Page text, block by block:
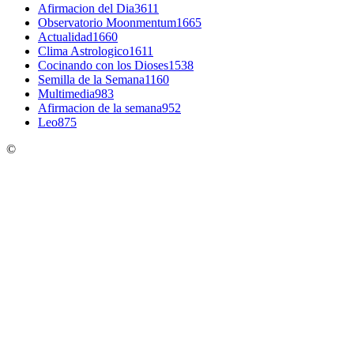
Afirmacion del Dia3611
Observatorio Moonmentum1665
Actualidad1660
Clima Astrologico1611
Cocinando con los Dioses1538
Semilla de la Semana1160
Multimedia983
Afirmacion de la semana952
Leo875
©